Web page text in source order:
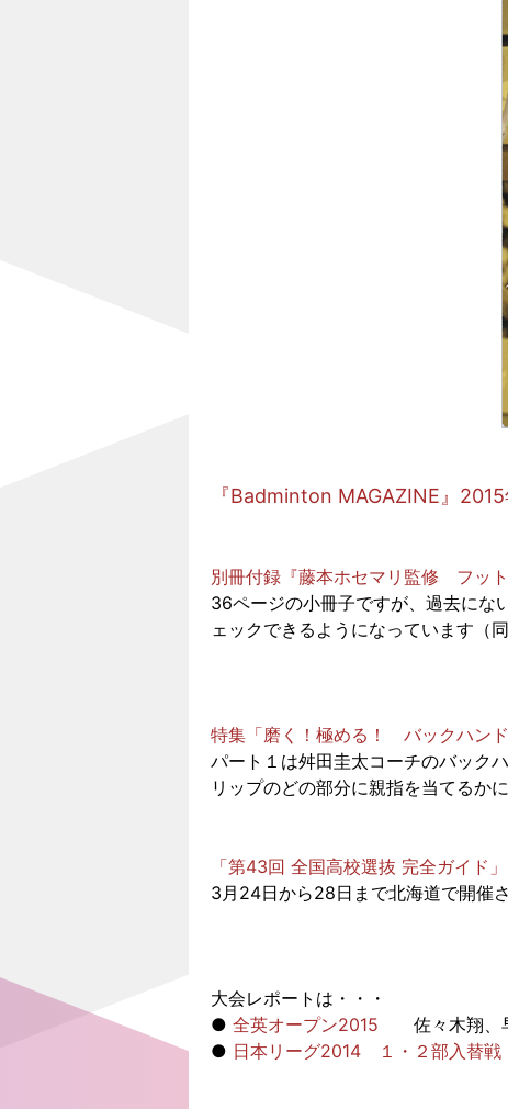
『Badminton MAGAZINE』
別冊付録『藤本ホセマリ監修 フット
36ページの小冊子ですが、過去にな
ェックできるようになっています（
特集「磨く！極める！ バックハンド
パート１は舛田圭太コーチのバック
リップのどの部分に親指を当てるか
「第43回 全国高校選抜 完全ガイド」
3月24日から28日まで北海道で開催
大会レポートは・・・
● 全英オープン2015 佐々木翔、早
● 日本リーグ2014 １・２部入替戦